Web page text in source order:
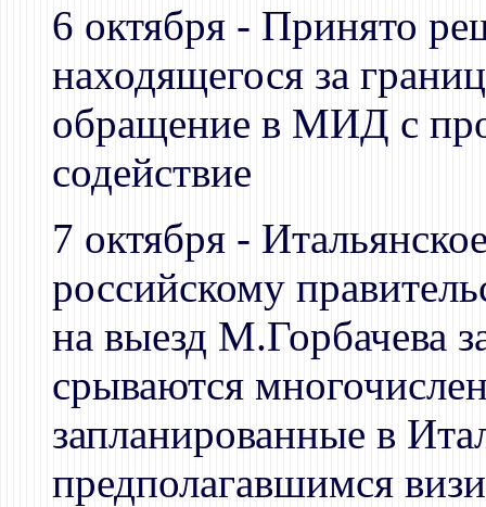
6 октября - Принято
находящегося за
обращение в МИД с
содействие
7 октября -
российскому
на выезд М.Горбачева
срываются
запланированные в
предполагавшимся